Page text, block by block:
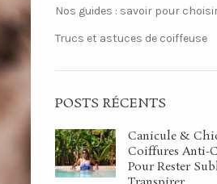
Nos guides : savoir pour
Trucs et astuces de coiffeuse
POSTS RÉCENTS
Canicule &
Coiffures Anti-
Pour Rester